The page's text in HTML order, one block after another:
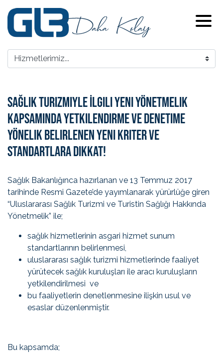
Sağlık Turizmiyle İlgili Yeni Yönetmelik
Kapsamında Yetkilendirme Ve Denetime
Yönelik Belirlenen Yeni Kriter Ve
Standartlara Dikkat!
Sağlık Bakanlığınca hazırlanan ve 13 Temmuz 2017
tarihinde Resmi Gazete’de yayımlanarak yürürlüğe giren
“Uluslararası Sağlık Turizmi ve Turistin Sağlığı Hakkında
Yönetmelik” ile;
sağlık hizmetlerinin asgari hizmet sunum
standartlarının belirlenmesi,
uluslararası sağlık turizmi hizmetlerinde faaliyet
yürütecek sağlık kuruluşları ile aracı kuruluşların
yetkilendirilmesi ve
bu faaliyetlerin denetlenmesine ilişkin usul ve
esaslar düzenlenmiştir.
Bu kapsamda;